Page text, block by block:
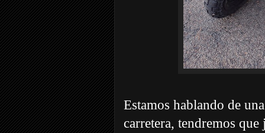
Estamos hablando de
carretera, tendremos